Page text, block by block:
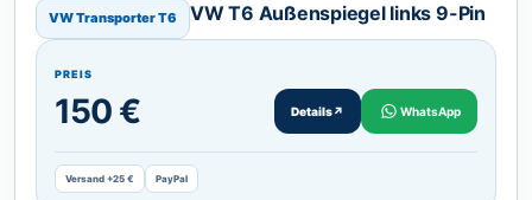
VW Transporter T6 VW T6 Außenspiegel links 9-Pin
PREIS
150 € Details↗ WhatsApp
Versand +25 € PayPal